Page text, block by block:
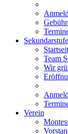
Sekundarstufe
Team
Wir
Verein